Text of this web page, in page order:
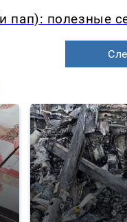
пап): полезные